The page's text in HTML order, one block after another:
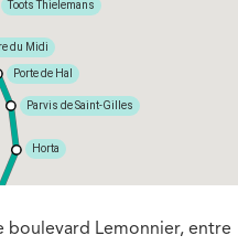
boulevard Lemonnier, entre
Horta
Parvis de Saint-Gilles
Porte de Hal
du Midi
Toots Thielemans